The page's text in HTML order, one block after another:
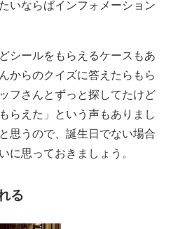
いならばインフォメーション
シールをもらえるケースもあ
からのクイズに答えたらもら
フさんとずっと探してたけど
らえた」という声もありまし
思うので、誕生日でない場合
に思っておきましょう。
る